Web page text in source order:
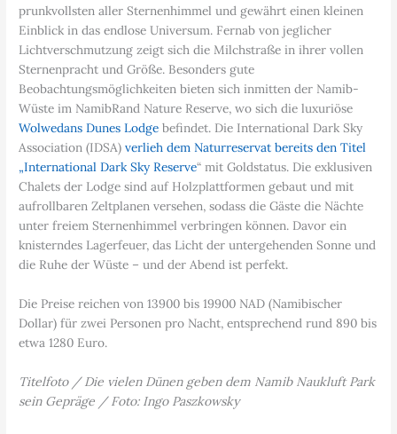
prunkvollsten aller Sternenhimmel und gewährt einen kleinen
Einblick in das endlose Universum. Fernab von jeglicher
Lichtverschmutzung zeigt sich die Milchstraße in ihrer vollen
Sternenpracht und Größe. Besonders gute
Beobachtungsmöglichkeiten bieten sich inmitten der Namib-
Wüste im NamibRand Nature Reserve, wo sich die luxuriöse
Wolwedans Dunes Lodge befindet. Die International Dark Sky
Association (IDSA)verlieh dem Naturreservat bereits den Titel
„International Dark Sky Reserve“ mit Goldstatus. Die exklusiven
Chalets der Lodge sind auf Holzplattformen gebaut und mit
aufrollbaren Zeltplanen versehen, sodass die Gäste die Nächte
unter freiem Sternenhimmel verbringen können. Davor ein
knisterndes Lagerfeuer, das Licht der untergehenden Sonne und
die Ruhe der Wüste – und der Abend ist perfekt.
Die Preise reichen von 13900 bis 19900 NAD (Namibischer
Dollar) für zwei Personen pro Nacht, entsprechend rund 890 bis
etwa 1280 Euro.
Titelfoto / Die vielen Dünen geben dem Namib Naukluft Park
sein Gepräge / Foto: Ingo Paszkowsky